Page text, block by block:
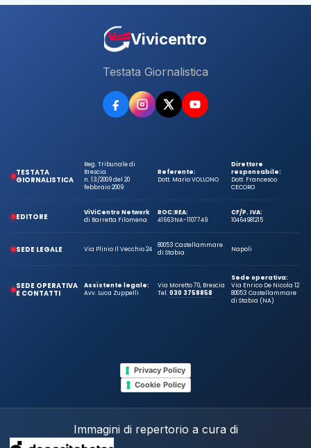
Vivicentro
Testata Giornalistica
TESTATA
GIORNALISTICA
Reg. Tribunale di
Brescia
n. 13/2009 del 20
febbraio 2009
Referente:
Dott. Mario VOLLONO
Direttore
responsabile:
Dott. Francesco
CECORO
EDITORE
ViViCentro Network
di Barretta Filomena
ROC:
41663
REA:
NA-1107749
CF/P. IVA:
10464981215
SEDE LEGALE Via Plinio Il Vecchio 24
80053 Castellammare
di Stabia
Napoli
SEDE OPERATIVA
E CONTATTI
Assistente legale:
Avv. Luca Zuppelli
Via Moretto 70, Brescia
Tel.030 3758858
Sede operativa:
Via Enrico De Nicola 12
80053 Castellammare
di Stabia (NA)
Privacy Policy
Cookie Policy
Immagini di repertorio a cura di